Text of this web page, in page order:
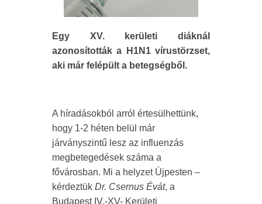
Egy XV. kerületi diáknál
azonosították a H1N1 vírustörzset,
aki már felépült a betegségből.
A híradásokból arról értesülhettünk,
hogy 1-2 héten belül már
járványszintű lesz az influenzás
megbetegedések száma a
fővárosban. Mi a helyzet Újpesten –
kérdeztük Dr. Csernus Évát, a
Budapest IV.-XV- Kerületi